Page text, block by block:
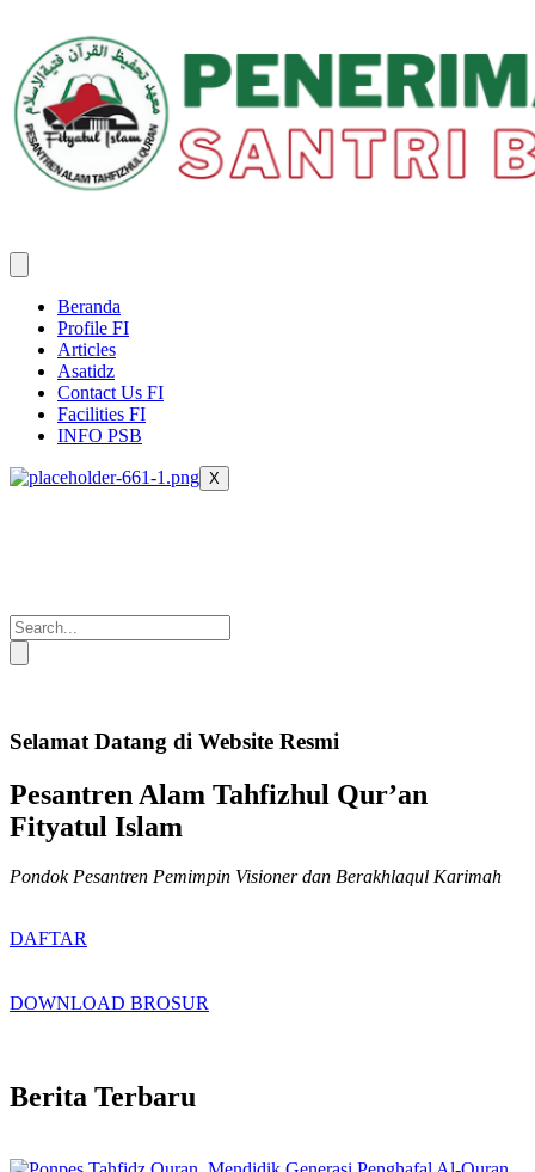
Beranda
Profile FI
Articles
Asatidz
Contact Us FI
Facilities FI
INFO PSB
X
Selamat Datang di Website Resmi
Pesantren Alam Tahfizhul Qur’an
Fityatul Islam
Pondok Pesantren Pemimpin Visioner dan Berakhlaqul Karimah
DAFTAR
DOWNLOAD BROSUR
Berita Terbaru